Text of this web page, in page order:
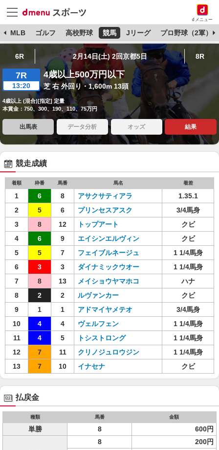
dメニュー
MLB ゴルフ 高校野球 競馬 Jリーグ プロ野球（2軍）
6R 2月14日(土) 2回京都5日 8R
7R
13:20
4歳以上500万円以下
芝 右 外回り・1,600m 13頭
4歳以上 (混合)[指定] 定量
本賞金：750、300、190、110、75万円
出馬表 データ分析 オッズ 結果
競走成績
着順 枠番 馬番 馬名 着差
1 6 8 アサクサティアラ
1.35.1
2
5 6 プリンセスアスク
3/4馬身
3
8 12 トップアート
クビ
4
6 9 エイシンエルヴィン
クビ
5
5 7 フェイブルネージュ
1 1/4馬身
6
3 3 ダイナミックウオー
1 1/4馬身
7
8 13 メイショウヤマホコ
ハナ
8
2 2 ルヴァンカー
クビ
9
1 1 アドマイヤメテオ
3/4馬身
10
4 4 ヴェルフェン
1 1/4馬身
11
4 5 トシストロング
1 1/4馬身
12
7 11 クリノジュロウジン
1 1/4馬身
13
7 10 イナセナ クビ
払戻金
種類 馬番 金額
単勝 8 600円
8
200円